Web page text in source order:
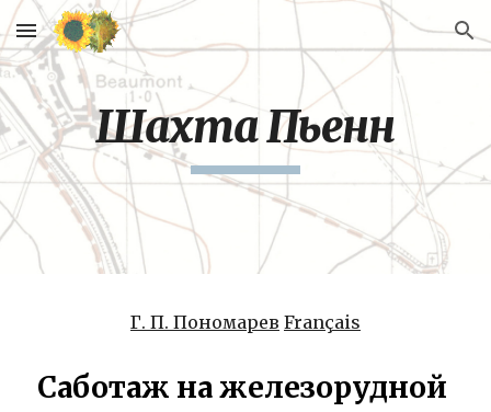
Skip to main content Skip to navigation
Шахта Пьенн
Г. П. Пономарев Français
Саботаж на железорудной